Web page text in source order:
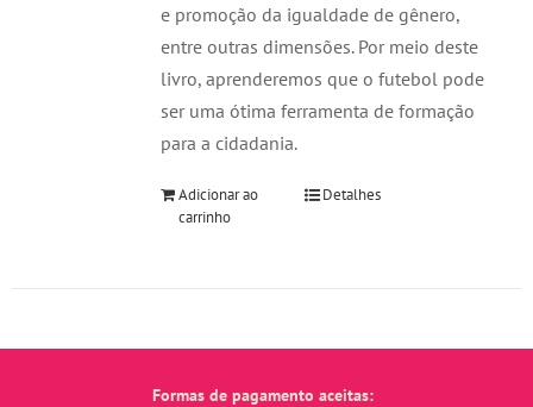
e promoção da igualdade de gênero,
entre outras dimensões. Por meio deste
livro, aprenderemos que o futebol pode
ser uma ótima ferramenta de formação
para a cidadania.
Adicionar ao
carrinho
Detalhes
Formas de pagamento aceitas: